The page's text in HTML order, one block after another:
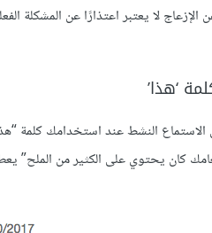
الإزعاج لا يعتبر اعتذارًا عن
الاستماع النشط عند استخدامك كلمة
كان يحتوي على الكثير من الملح”